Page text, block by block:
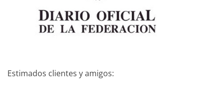
Estimados clientes y amigos: